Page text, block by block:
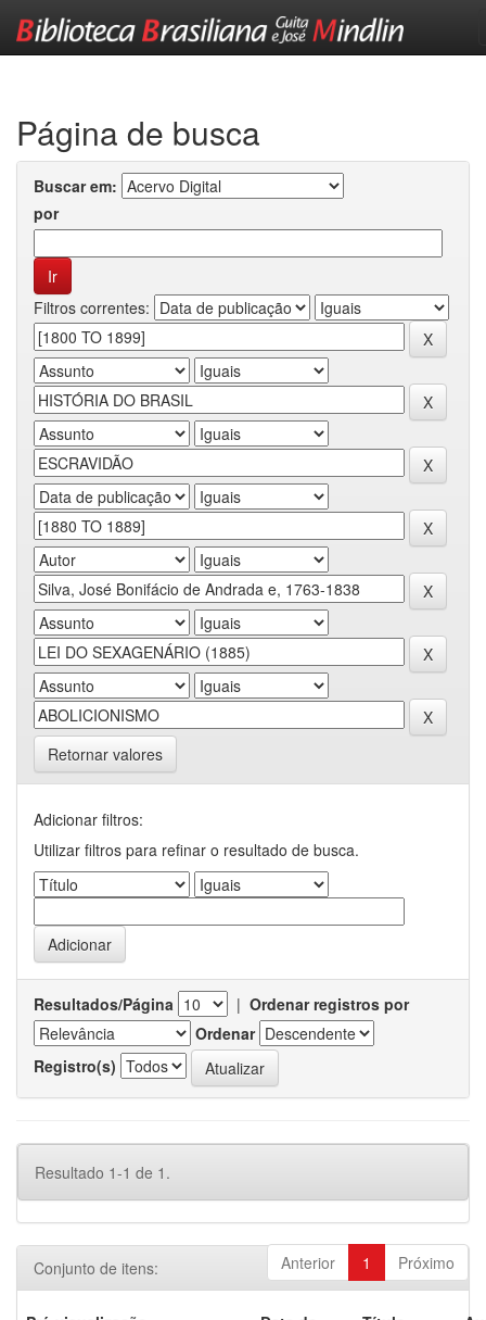
Página de busca
Buscar em:
por
Filtros correntes:
Retornar valores
Adicionar filtros:
Utilizar filtros para refinar o resultado de busca.
Resultados/Página | Ordenar registros por
Ordenar
Registro(s)
Resultado 1-1 de 1.
Anterior 1 Próximo
Conjunto de itens: